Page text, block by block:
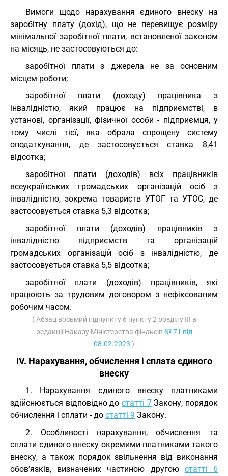
Вимоги щодо нарахування єдиного внеску на
заробітну плату (дохід), що не перевищує розміру
мінімальної заробітної плати, встановленої законом
на місяць, не застосовуються до:
заробітної плати з джерела не за основним
місцем роботи;
заробітної плати (доходу) працівника з
інвалідністю, який працює на підприємстві, в
установі, організації, фізичної особи - підприємця, у
тому числі тієї, яка обрала спрощену систему
оподаткування, де застосовується ставка 8,41
відсотка;
заробітної плати (доходів) всіх працівників
всеукраїнських громадських організацій осіб з
інвалідністю, зокрема товариств УТОГ та УТОС, де
застосовується ставка 5,3 відсотка;
заробітної плати (доходів) працівників з
інвалідністю підприємств та організацій
громадських організацій осіб з інвалідністю, де
застосовується ставка 5,5 відсотка;
заробітної плати (доходів) працівників, які
працюють за трудовим договором з нефіксованим
робочим часом.
( Абзац восьмий підпункту 6 пункту 2 розділу III в
редакції Наказу Міністерства фінансів № 71 від
08.02.2023 )
IV. Нарахування, обчислення і сплата єдиного
внеску
1. Нарахування єдиного внеску платниками
здійснюється відповідно до статті 7Закону, порядок
обчислення і сплати - до статті 9 Закону.
2. Особливості нарахування, обчислення та
сплати єдиного внеску окремими платниками такого
внеску, а також порядок звільнення від виконання
обов’язків, визначених частиною другою статті 6